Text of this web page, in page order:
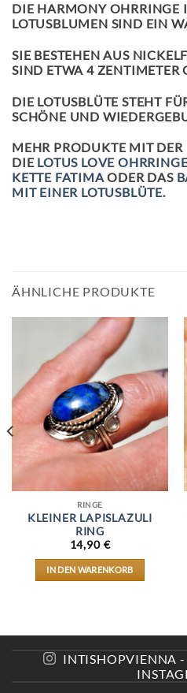
DIE HARMONY OHRRINGE
LOTUSBLUMEN SIND EIN
SIE BESTEHEN AUS
SIND ETWA 4 ZENTIMETER
DIE LOTUSBLÜTE STEHT
SCHÖNE UND
MEHR PRODUKTE MIT DER
DIE LOTUS LOVE
KETTE FATIMA ODER DAS
MIT EINER LOTUSBLÜTE.
ÄHNLICHE PRODUKTE
RINGE
KLEINER LAPISLAZULI
RING
14,90 €
IN DEN WARENKORB
INTISHOPVIENNA -